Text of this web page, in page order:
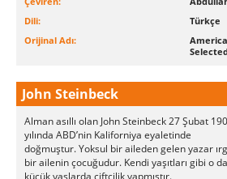
Dili:
Türkçe
Orijinal Adı:
John Steinbeck
Alman asıllı olan John Steinbeck 27 Şubat
yılında ABD’nin Kaliforniya eyaletinde
doğmuştur. Yoksul bir aileden gelen yazar
bir ailenin çocuğudur. Kendi yaşıtları gibi o da
küçük yaşlarda çiftçilik yapmıştır.